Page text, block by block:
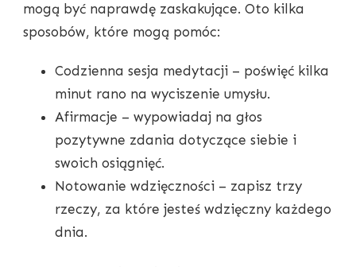
mogą być naprawdę zaskakujące. Oto kilka
sposobów, które mogą pomóc:
Codzienna sesja medytacji – poświęć kilka
minut rano na wyciszenie umysłu.
Afirmacje – wypowiadaj na głos
pozytywne zdania dotyczące siebie i
swoich osiągnięć.
Notowanie wdzięczności – zapisz trzy
rzeczy, za które jesteś wdzięczny każdego
dnia.